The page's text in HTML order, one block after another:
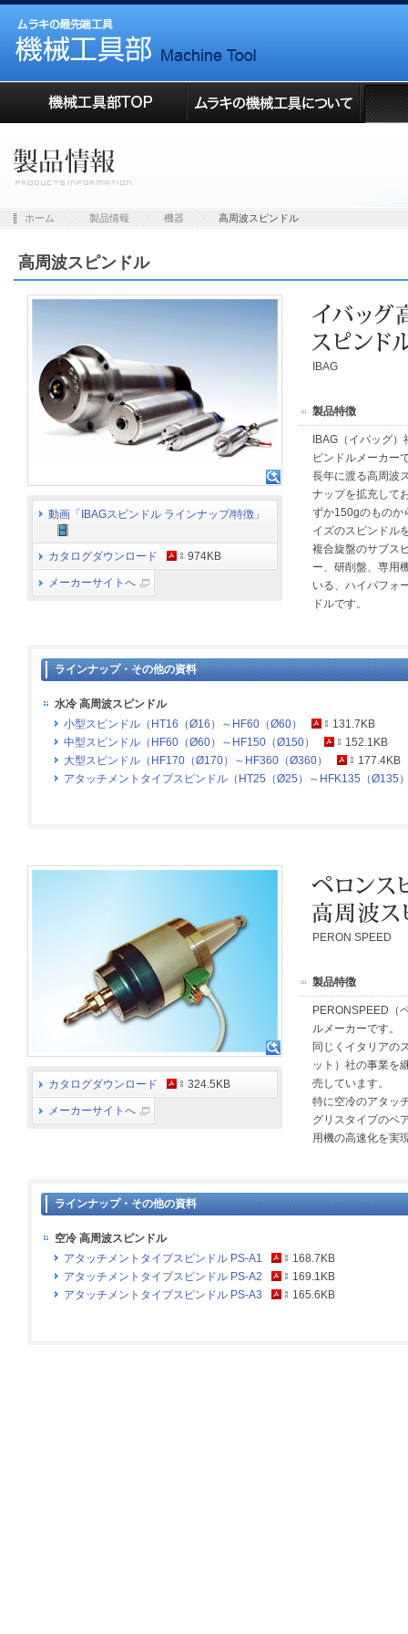
ホーム 製品情報 機器 高周波スピンドル
高周波スピンドル
IBAG
製品特徴
IBAG（イバッグ
ピンドルメーカー
長年に渡る高周波
ナップを拡充して
ずか150gのものか
イズのスピンドル
複合旋盤のサブス
ー、研削盤、専用
いる、ハイパフォ
ドルです。
動画「IBAGスピンドル ラインナップ/特徴」
カタログダウンロード 974KB
メーカーサイトへ
ラインナップ・その他の資料
水冷 高周波スピンドル
小型スピンドル（HT16（Ø16）～HF60（Ø60）
131.7KB
中型スピンドル（HF60（Ø60）～HF150（Ø150）
152.1KB
大型スピンドル（HF170（Ø170）～HF360（Ø360）
177.4KB
アタッチメントタイプスピンドル（HT25（Ø25）～HFK135（Ø135
PERON SPEED
製品特徴
PERONSPEED（
ルメーカーです。
同じくイタリアの
ット）社の事業を
売しています。
特に空冷のアタッ
グリスタイプのベ
用機の高速化を実
カタログダウンロード 324.5KB
メーカーサイトへ
ラインナップ・その他の資料
空冷 高周波スピンドル
アタッチメントタイプスピンドル PS-A1
168.7KB
アタッチメントタイプスピンドル PS-A2
169.1KB
アタッチメントタイプスピンドル PS-A3
165.6KB